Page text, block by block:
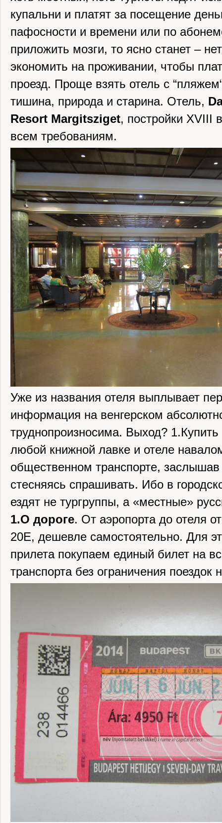
купальни и платят за посещение
пафосности и времени или по
приложить мозги, то ясно станет –
экономить на проживании, чтобы
проезд. Проще взять отель с
тишина, природа и старина. Отель,
Resort Margitsziget, постройки XVIII
всем требованиям.
Уже из названия отеля выплывает
информация на венгерском
труднопроизносима. Выход? 1.Купить
любой книжной лавке и отеле
общественном транспорте,
стесняясь спрашивать. Ибо в
ездят не тургруппы, а «местные»
1.О дороге. От аэропорта до отеля
20Е, дешевле самостоятельно. Для
прилета покупаем единый билет на
транспорта без ограничения поездок